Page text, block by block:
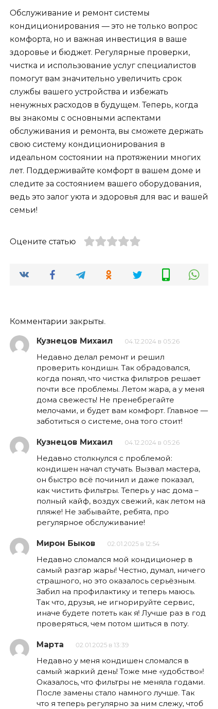
Обслуживание и ремонт системы
кондиционирования — это не только вопрос
комфорта, но и важная инвестиция в ваше
здоровье и бюджет. Регулярные проверки,
чистка и использование услуг специалистов
помогут вам значительно увеличить срок
службы вашего устройства и избежать
ненужных расходов в будущем. Теперь, когда
вы знакомы с основными аспектами
обслуживания и ремонта, вы сможете держать
свою систему кондиционирования в
идеальном состоянии на протяжении многих
лет. Поддерживайте комфорт в вашем доме и
следите за состоянием вашего оборудования,
ведь это залог уюта и здоровья для вас и вашей
семьи!
Оцените статью
Комментарии закрыты.
Кузнецов Михаил 04.12.2024 в 05:26
Недавно делал ремонт и решил
проверить кондишн. Так обрадовался,
когда понял, что чистка фильтров решает
почти все проблемы. Летом жара, а у меня
дома свежесть! Не пренебрегайте
мелочами, и будет вам комфорт. Главное —
заботиться о системе, она того стоит!
Кузнецов Михаил 04.12.2024 в 05:26
Недавно столкнулся с проблемой:
кондишен начал стучать. Вызвал мастера,
он быстро всё починил и даже показал,
как чистить фильтры. Теперь у нас дома –
полный кайф, воздух свежий, как летом на
пляже! Не забывайте, ребята, про
регулярное обслуживание!
Мирон Быков 02.01.2025 в 12:54
Недавно сломался мой кондиционер в
самый разгар жары! Честно, думал, ничего
страшного, но это оказалось серьёзным.
Забил на профилактику и теперь маюсь.
Так что, друзья, не игнорируйте сервис,
иначе будете потеть как я! Лучше раз в год
проверяться, чем потом шиться в поту.
Марта 02.01.2025 в 13:39
Недавно у меня кондишен сломался в
самый жаркий день! Тоже мне «удобство»!
Оказалось, что фильтры не меняла годами.
После замены стало намного лучше. Так
что я теперь регулярно за ним слежу, чтоб